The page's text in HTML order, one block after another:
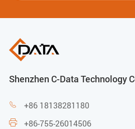
Shenzhen C-Data Technology
 +86 18138281180
 +86-755-26014506